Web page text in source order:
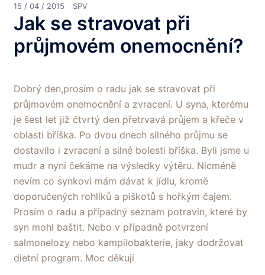
15 / 04 / 2015
SPV
Jak se stravovat při
průjmovém onemocnění?
Dobrý den,prosím o radu jak se stravovat při
průjmovém onemocnění a zvracení. U syna, kterému
je šest let již čtvrtý den přetrvavá průjem a křeče v
oblasti bříška. Po dvou dnech silného průjmu se
dostavilo i zvracení a silné bolesti bříška. Byli jsme u
mudr a nyní čekáme na výsledky výtěru. Nicméně
nevím co synkovi mám dávat k jídlu, kromě
doporučených rohlíků a piškotů s hořkým čajem.
Prosím o radu a případný seznam potravin, které by
syn mohl baštit. Nebo v případně potvrzení
salmonelozy nebo kampilobakterie, jaky dodržovat
dietní program. Moc děkuji